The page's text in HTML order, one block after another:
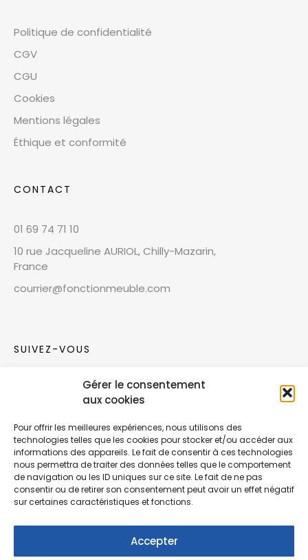
Gérer le consentement
aux cookies
Pour offrir les meilleures expériences, nous utilisons des
technologies telles que les cookies pour stocker et/ou accéder aux
informations des appareils. Le fait de consentir à ces technologies
nous permettra de traiter des données telles que le comportement
de navigation ou les ID uniques sur ce site. Le fait de ne pas
consentir ou de retirer son consentement peut avoir un effet négatif
sur certaines caractéristiques et fonctions.
Accepter
Politique de confidentialité
CGV
CGU
Cookies
Mentions légales
Éthique et conformité
CONTACT
01 69 74 71 10
10 rue Jacqueline AURIOL, Chilly-Mazarin,
France
courrier@fonctionmeuble.com
SUIVEZ-VOUS
Rejoignez notre communauté sur les réseaux
Nouvelles collections, vie de l’équipe ou
inspirations : soyez informés de nos dernières
actualités.